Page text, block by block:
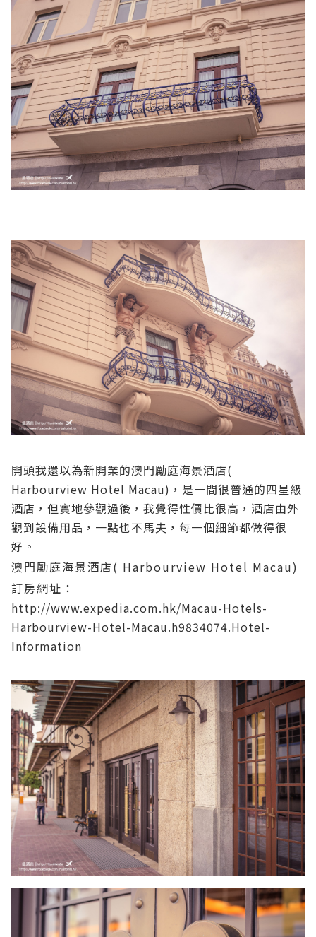
開頭我還以為新開業的澳門勵庭海景酒店(
Harbourview Hotel Macau)，是一間很普通的四星級
酒店，但實地參觀過後，我覺得性價比很高，酒店由外
觀到設備用品，一點也不馬夫，每一個細節都做得很
好。
澳門勵庭海景酒店( Harbourview Hotel Macau)
訂房網址：
http://www.expedia.com.hk/Macau-Hotels-
Harbourview-Hotel-Macau.h9834074.Hotel-
Information